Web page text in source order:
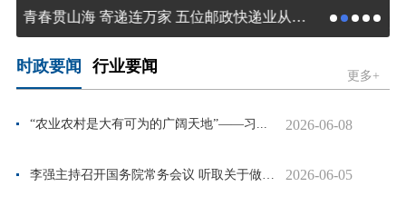
青春贯山海 寄递连万家 五位邮政快递业从业者亮相国新办中外记者见面会
时政要闻 行业要闻
更多+
“农业农村是大有可为的广阔天地”——习... 2026-06-08
李强主持召开国务院常务会议 听取关于做好... 2026-06-05